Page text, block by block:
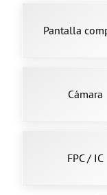
Pantalla
Cámara
FPC / IC